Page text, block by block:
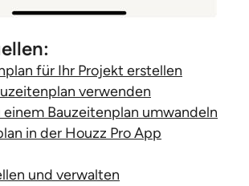
für Ihr Projekt erstellen
verwenden
Bauzeitenplan umwandeln
in der Houzz Pro App
und verwalten